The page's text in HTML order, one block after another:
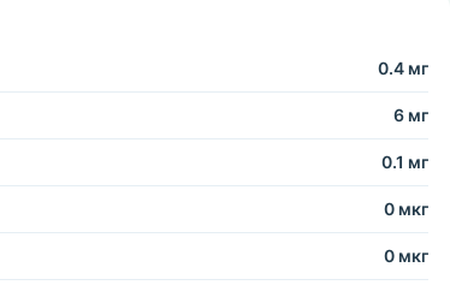
0.4 мг
6 мг
0.1 мг
0 мкг
0 мкг